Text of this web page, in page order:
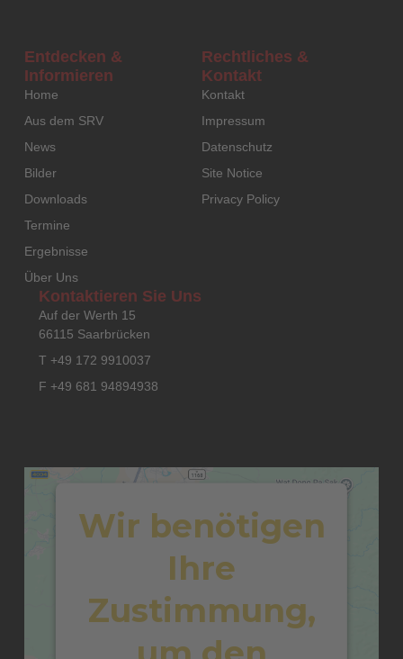
Entdecken &
Informieren
Home
Aus dem SRV
News
Bilder
Downloads
Termine
Ergebnisse
Über Uns
Rechtliches &
Kontakt
Kontakt
Impressum
Datenschutz
Site Notice
Privacy Policy
Kontaktieren Sie Uns
Auf der Werth 15
66115 Saarbrücken
T +49 172 9910037
F +49 681 94894938
Wir benötigen
Ihre
Zustimmung,